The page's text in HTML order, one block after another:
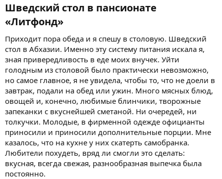
Шведский стол в пансионате
«Литфонд»​
Приходит пора обеда и я спешу в столовую. Шведский
стол в Абхазии. Именно эту систему питания искала я,
зная привередливость в еде моих внучек. Уйти
голодным из столовой было практически невозможно,
но самое главное, я не увидела, чтобы то, что не доели в
завтрак, подали на обед или ужин. Много мясных блюд,
овощей и, конечно, любимые блинчики, творожные
запеканки с вкуснейшей сметаной. Ни очередей, ни
толкучки. Молодые, в фирменной одежде официанты
приносили и приносили дополнительные порции. Мне
казалось, что на кухне у них скатерть самобранка.
Любители похудеть, вряд ли смогли это сделать:
вкусная, всегда свежая, разнообразная выпечка была
постоянно.